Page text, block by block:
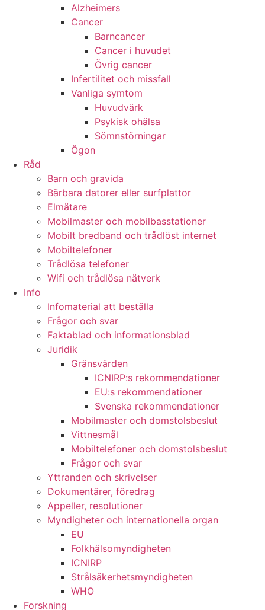
Alzheimers
Cancer
Barncancer
Cancer i huvudet
Övrig cancer
Infertilitet och missfall
Vanliga symtom
Huvudvärk
Psykisk ohälsa
Sömnstörningar
Ögon
Råd
Barn och gravida
Bärbara datorer eller surfplattor
Elmätare
Mobilmaster och mobilbasstationer
Mobilt bredband och trådlöst internet
Mobiltelefoner
Trådlösa telefoner
Wifi och trådlösa nätverk
Info
Infomaterial att beställa
Frågor och svar
Faktablad och informationsblad
Juridik
Gränsvärden
ICNIRP:s rekommendationer
EU:s rekommendationer
Svenska rekommendationer
Mobilmaster och domstolsbeslut
Vittnesmål
Mobiltelefoner och domstolsbeslut
Frågor och svar
Yttranden och skrivelser
Dokumentärer, föredrag
Appeller, resolutioner
Myndigheter och internationella organ
EU
Folkhälsomyndigheten
ICNIRP
Strålsäkerhetsmyndigheten
WHO
Forskning